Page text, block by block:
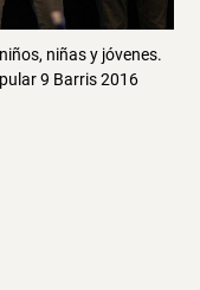
niñas y jóvenes.
9 Barris 2016